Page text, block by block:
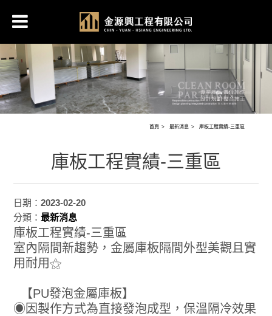
首頁 最新消息 庫板工程實績-三重區
庫板工程實績-三重區
日期：2023-02-20
分類：最新消息
庫板工程實績-三重區
室內隔間新趨勢，金屬庫板隔間外型美觀且實
用耐用⚝
【PU發泡金屬庫板】
◉因製作方式為直接發泡成型，保溫隔冷效果